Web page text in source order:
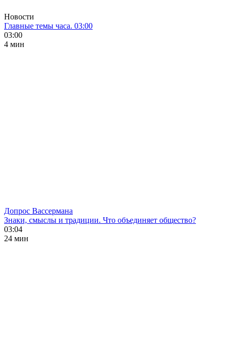
Новости
Главные темы часа. 03:00
03:00
4 мин
Допрос Вассермана
Знаки, смыслы и традиции. Что объединяет общество?
03:04
24 мин